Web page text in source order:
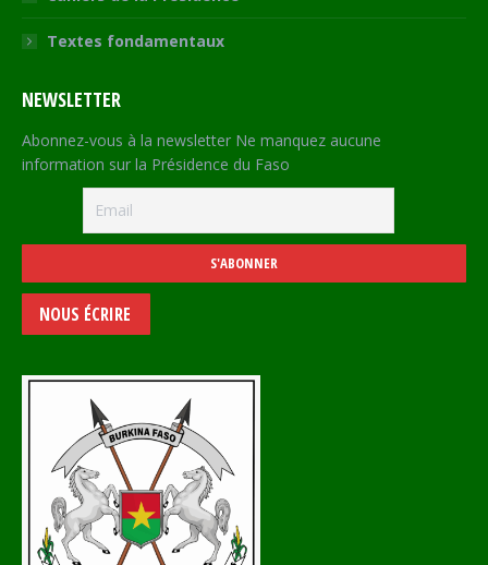
Textes fondamentaux
NEWSLETTER
Abonnez-vous à la newsletter Ne manquez aucune
information sur la Présidence du Faso
NOUS ÉCRIRE